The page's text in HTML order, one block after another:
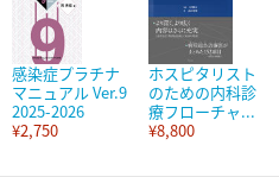
感染症プラチナ
マニュアル Ver.9
2025-2026
¥2,750
ホスピタリスト
のための内科診
療フローチャ...
¥8,800